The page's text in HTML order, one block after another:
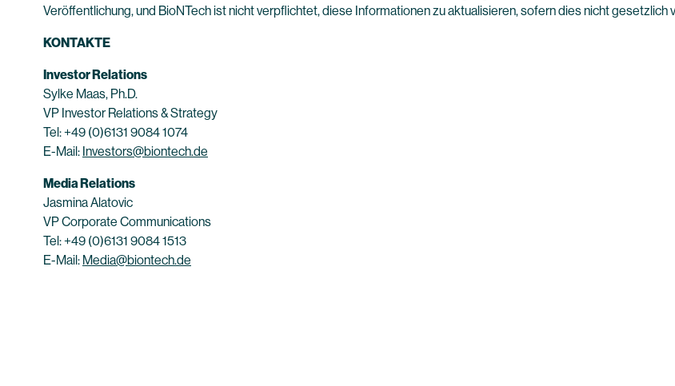
Veröffentlichung, und BioNTech ist nicht verpflichtet, diese Informationen zu aktualisieren, sofern dies nicht gesetzlich
KONTAKTE
Investor Relations
Sylke Maas, Ph.D.
VP Investor Relations & Strategy
Tel: +49 (0)6131 9084 1074
E-Mail: Investors@biontech.de
Media Relations
Jasmina Alatovic
VP Corporate Communications
Tel: +49 (0)6131 9084 1513
E-Mail: Media@biontech.de